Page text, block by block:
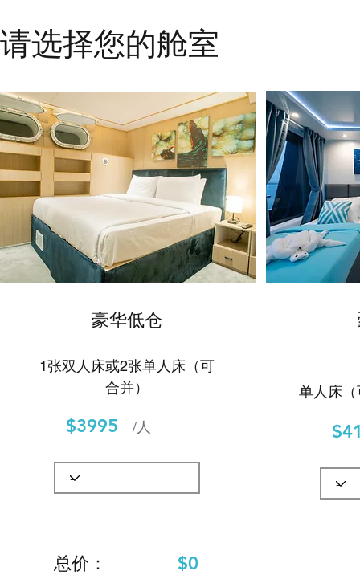
请选择您的舱室
​豪华低仓
1张双人床或2张单人床（可
合并）
$3995 /人
单人床
​总价： $0